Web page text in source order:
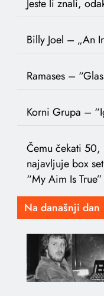
Jeste li znali,
Billy Joel – „An
Ramases –
Korni Grupa –
Čemu čekati
najavljuje box
“My Aim Is True”
Na današnji dan